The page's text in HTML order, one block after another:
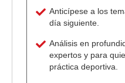
Anticípese a los
día siguiente.
Análisis en
expertos y para
práctica deportiva.